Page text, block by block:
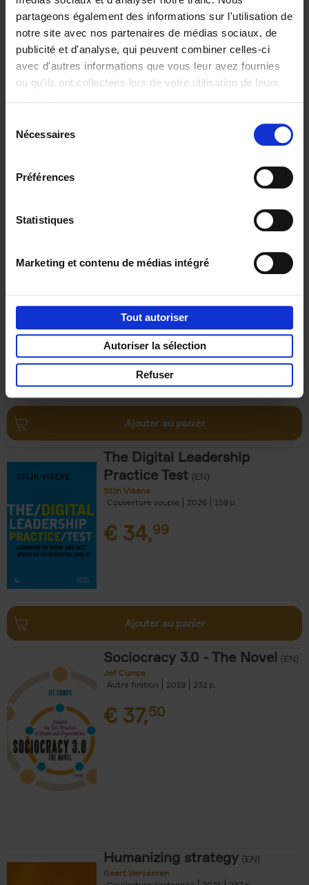
partageons également des informations sur l'utilisation de
notre site avec nos partenaires de médias sociaux, de
publicité et d'analyse, qui peuvent combiner celles-ci
avec d'autres informations que vous leur avez fournies
ou qu'ils ont collectées lors de votre utilisation de leurs
Nécessaires
Préférences
Statistiques
Marketing et contenu de médias intégré
Tout autoriser
Autoriser la sélection
Refuser
Ajouter au panier
Reshape Your Career
Bärbel Buyse
Couverture souple
2026 200
AI, The Rediscovery of
€34,99
Ajouter au panier
The Digital Leadership
Practice Test (EN)
Stijn Viaene
Couverture souple
2026 159
€ 34,99
Ajouter au panier
Sociocracy 3.0 - The Novel (EN)
Jef Cumps
Autre finition
2019 232
€ 37,50
Humanizing strategy (EN)
Geert Vercaeren